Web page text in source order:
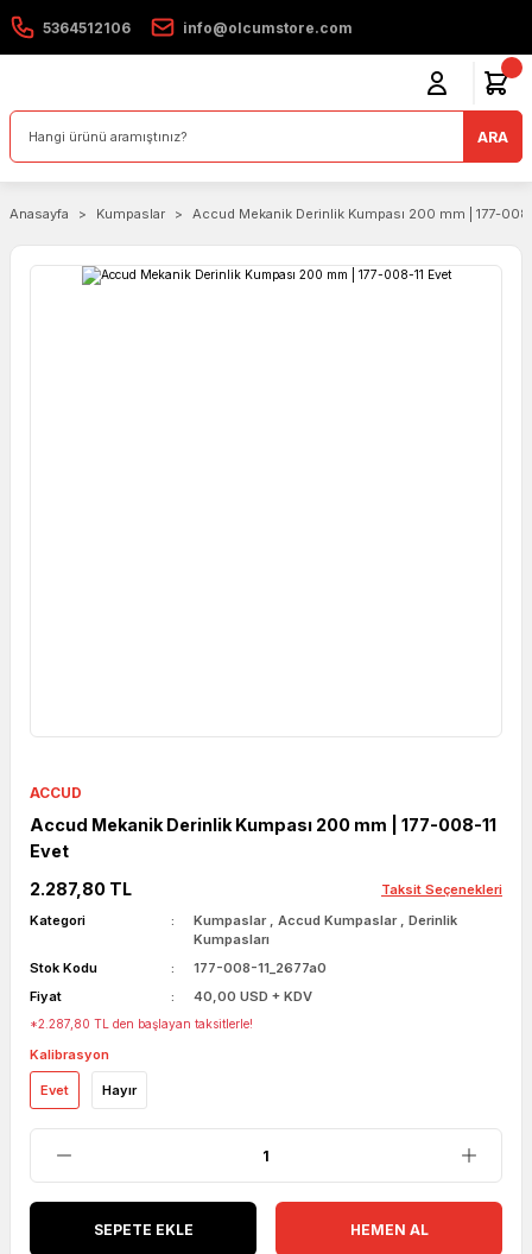
5364512106 info@olcumstore.com
ARA
Anasayfa Kumpaslar Accud Mekanik Derinlik Kumpası 200 mm | 177-
ACCUD
Accud Mekanik Derinlik Kumpası 200 mm | 177-008-11
Evet
2.287,80 TL
Taksit Seçenekleri
Kategori
Kumpaslar ,Accud Kumpaslar ,Derinlik
Kumpasları
Stok Kodu
177-008-11_2677a0
Fiyat
40,00 USD + KDV
*2.287,80 TL den başlayan taksitlerle!
Kalibrasyon
Evet Hayır
SEPETE EKLE HEMEN AL